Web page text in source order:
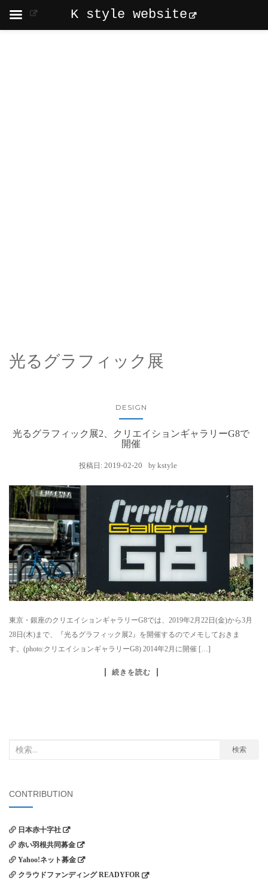
光るグラフィック展
DESIGN
光るグラフィック展2、クリエイションギャラリーG8で
開催
投稿日: 2019-02-20 by kstyle
東京・銀座のクリエイションギャラリーG8では、2019年2月22日(金)から3月
28日(木)まで、『光るグラフィック展2』を開催するのでメモしておきま
す。(photo:クリエイションギャラリーG8) 2014年2月に開催 […]
続きを読む
検索
CONTRIBUTION
日本赤十字社
赤い羽根共同募金
Yahoo!ネット募金
クラウドファンディング READYFOR
K style website